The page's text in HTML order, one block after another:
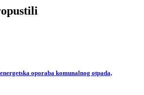
oporaba komunalnog otpada,